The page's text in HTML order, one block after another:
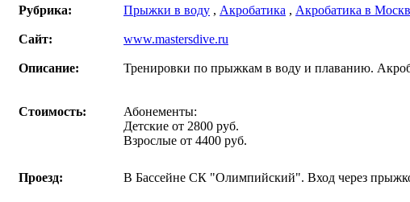
Рубрика:
Прыжки в воду , Акробатика , Акробатика в
Сайт: www.mastersdive.ru
Описание: Тренировки по прыжкам в воду и плаванию.
Стоимость:
Абонементы:
Детские от 2800 руб.
Взрослые от 4400 руб.
Проезд: В Бассейне СК "Олимпийский". Вход через